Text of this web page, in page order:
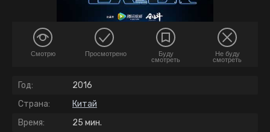
Смотрю Просмотрено
Буду
смотреть
Не буду
смотреть
Год:
2016
Страна:
Китай
Время:
25 мин.